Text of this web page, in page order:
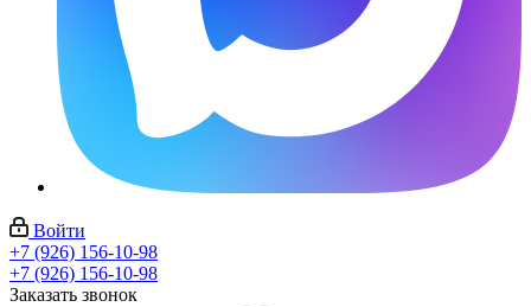
Войти
+7 (926) 156-10-98
+7 (926) 156-10-98
Заказать звонок